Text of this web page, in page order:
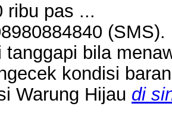
ribu pas ...
tanggapi bila
kondisi
Warung Hijau di